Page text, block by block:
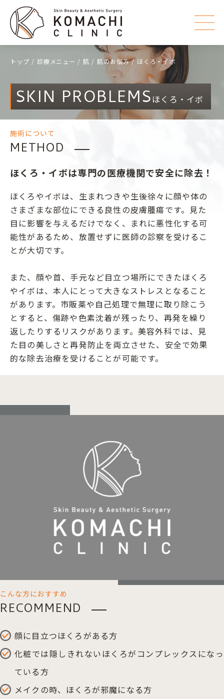
トップ 診療メニュー 肌 肌のお悩み ほくろ・イボ
SKIN PROBLEMSほくろ・イボ
施術について
METHOD
ほくろ・イボは専門の医療機関で安全に除去！
ほくろやイボは、生まれつきや生後徐々に顔や体の
さまざまな部位にできる良性の皮膚腫瘍です。見た
目に影響を与えるだけでなく、まれに悪性化する可
能性があるため、放置せずに医師の診察を受けるこ
とが大切です。
また、顔や首、手元など目立つ場所にできたほくろ
やイボは、本人にとって大きなストレスとなること
があります。市販薬や自己処理で無理に取り除こう
とすると、傷跡や色素沈着が残ったり、再発を繰り
返したりするリスクがあります。美容外科では、見
た目の美しさと再発防止を両立させた、安全で効果
的な除去治療を受けることが可能です。
こんな方におすすめ
RECOMMEND
顔に目立つほくろがある方
化粧では隠しきれないほくろがコンプレックスになっ
ている方
メイクの時、ほくろが邪魔になる方